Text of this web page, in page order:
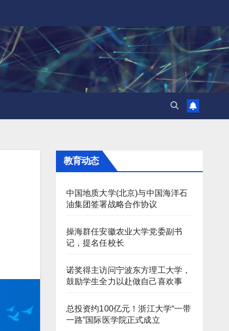
教育动态
中国地质大学(北京)与中国海洋石
油集团签署战略合作协议
操海群任安徽农业大学党委副书
记，提名任校长
诺奖得主访问宁波东方理工大学，
鼓励学生全力以赴做自己喜欢事
总投资约100亿元！浙江大学“一带
一路”国际医学院正式成立